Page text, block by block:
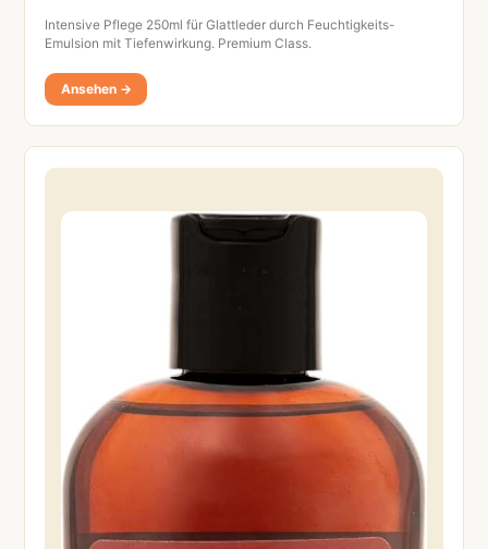
Intensive Pflege 250ml für Glattleder durch Feuchtigkeits-
Emulsion mit Tiefenwirkung. Premium Class.
Ansehen →